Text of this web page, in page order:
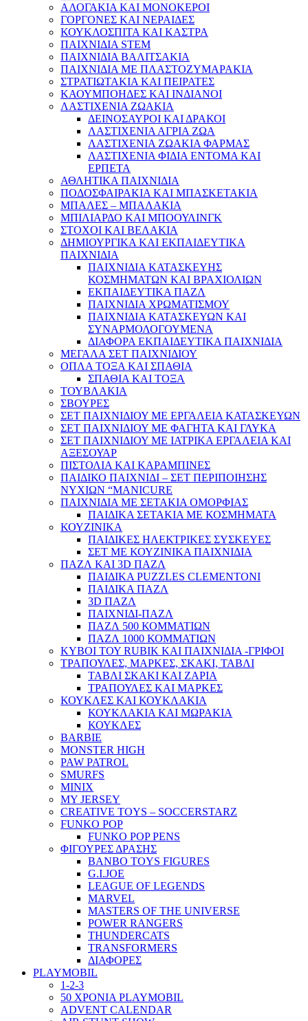
ΑΛΟΓΑΚΙΑ ΚΑΙ ΜΟΝΟΚΕΡΟΙ
ΓΟΡΓΟΝΕΣ ΚΑΙ ΝΕΡΑΙΔΕΣ
ΚΟΥΚΛΟΣΠΙΤΑ ΚΑΙ ΚΑΣΤΡΑ
ΠΑΙΧΝΙΔΙΑ STEM
ΠΑΙΧΝΙΔΙΑ ΒΑΛΙΤΣΑΚΙΑ
ΠΑΙΧΝΙΔΙΑ ΜΕ ΠΛΑΣΤΟΖΥΜΑΡΑΚΙΑ
ΣΤΡΑΤΙΩΤΑΚΙΑ ΚΑΙ ΠΕΙΡΑΤΕΣ
ΚΑΟΥΜΠΟΗΔΕΣ ΚΑΙ ΙΝΔΙΑΝΟΙ
ΛΑΣΤΙΧΕΝΙΑ ΖΩΑΚΙΑ
ΔΕΙΝΟΣΑΥΡΟΙ ΚΑΙ ΔΡΑΚΟΙ
ΛΑΣΤΙΧΕΝΙΑ ΑΓΡΙΑ ΖΩΑ
ΛΑΣΤΙΧΕΝΙΑ ΖΩΑΚΙΑ ΦΑΡΜΑΣ
ΛΑΣΤΙΧΕΝΙΑ ΦΙΔΙΑ ΕΝΤΟΜΑ ΚΑΙ
ΕΡΠΕΤΑ
ΑΘΛΗΤΙΚΑ ΠΑΙΧΝΙΔΙΑ
ΠΟΔΟΣΦΑΙΡΑΚΙΑ ΚΑΙ ΜΠΑΣΚΕΤΑΚΙΑ
ΜΠΑΛΕΣ – ΜΠΑΛΑΚΙΑ
ΜΠΙΛΙΑΡΔΟ ΚΑΙ ΜΠΟΟΥΛΙΝΓΚ
ΣΤΟΧΟΙ ΚΑΙ ΒΕΛΑΚΙΑ
ΔΗΜΙΟΥΡΓΙΚΑ ΚΑΙ ΕΚΠΑΙΔΕΥΤΙΚΑ
ΠΑΙΧΝΙΔΙΑ
ΠΑΙΧΝΙΔΙΑ ΚΑΤΑΣΚΕΥΗΣ
ΚΟΣΜΗΜΑΤΩΝ ΚΑΙ ΒΡΑΧΙΟΛΙΩΝ
ΕΚΠΑΙΔΕΥΤΙΚΑ ΠΑΖΛ
ΠΑΙΧΝΙΔΙΑ ΧΡΩΜΑΤΙΣΜΟΥ
ΠΑΙΧΝΙΔΙΑ ΚΑΤΑΣΚΕΥΩΝ ΚΑΙ
ΣΥΝΑΡΜΟΛΟΓΟΥΜΕΝΑ
ΔΙΑΦΟΡΑ ΕΚΠΑΙΔΕΥΤΙΚΑ ΠΑΙΧΝΙΔΙΑ
ΜΕΓΑΛΑ ΣΕΤ ΠΑΙΧΝΙΔΙΟΥ
ΟΠΛΑ ΤΟΞΑ ΚΑΙ ΣΠΑΘΙΑ
ΣΠΑΘΙΑ ΚΑΙ ΤΟΞΑ
ΤΟΥΒΛΑΚΙΑ
ΣΒΟΥΡΕΣ
ΣΕΤ ΠΑΙΧΝΙΔΙΟΥ ΜΕ ΕΡΓΑΛΕΙΑ ΚΑΤΑΣΚΕΥΩΝ
ΣΕΤ ΠΑΙΧΝΙΔΙΟΥ ΜΕ ΦΑΓΗΤΑ ΚΑΙ ΓΛΥΚΑ
ΣΕΤ ΠΑΙΧΝΙΔΙΟΥ ΜΕ ΙΑΤΡΙΚΑ ΕΡΓΑΛΕΙΑ ΚΑΙ
ΑΞΕΣΟΥΑΡ
ΠΙΣΤΟΛΙΑ ΚΑΙ ΚΑΡΑΜΠΙΝΕΣ
ΠΑΙΔΙΚΟ ΠΑΙΧΝΙΔΙ – ΣΕΤ ΠΕΡΙΠΟΙΗΣΗΣ
ΝΥΧΙΩΝ “MANICURE
ΠΑΙΧΝΙΔΙΑ ΜΕ ΣΕΤΑΚΙΑ ΟΜΟΡΦΙΑΣ
ΠΑΙΔΙΚΑ ΣΕΤΑΚΙΑ ΜΕ ΚΟΣΜΗΜΑΤΑ
ΚΟΥΖΙΝΙΚΑ
ΠΑΙΔΙΚΕΣ ΗΛΕΚΤΡΙΚΕΣ ΣΥΣΚΕΥΕΣ
ΣΕΤ ΜΕ ΚΟΥΖΙΝΙΚΑ ΠΑΙΧΝΙΔΙΑ
ΠΑΖΛ ΚΑΙ 3D ΠΑΖΛ
ΠΑΙΔΙΚΑ PUZZLES CLEMENTONI
ΠΑΙΔΙΚΑ ΠΑΖΛ
3D ΠΑΖΛ
ΠΑΙΧΝΙΔΙ-ΠΑΖΛ
ΠΑΖΛ 500 ΚΟΜΜΑΤΙΩΝ
ΠΑΖΛ 1000 ΚΟΜΜΑΤΙΩΝ
ΚΥΒΟΙ ΤΟΥ RUBIK ΚΑΙ ΠΑΙΧΝΙΔΙΑ -ΓΡΙΦΟΙ
ΤΡΑΠΟΥΛΕΣ, ΜΑΡΚΕΣ, ΣΚΑΚΙ, ΤΑΒΛΙ
ΤΑΒΛΙ ΣΚΑΚΙ ΚΑΙ ΖΑΡΙΑ
ΤΡΑΠΟΥΛΕΣ ΚΑΙ ΜΑΡΚΕΣ
ΚΟΥΚΛΕΣ ΚΑΙ ΚΟΥΚΛΑΚΙΑ
ΚΟΥΚΛΑΚΙΑ ΚΑΙ ΜΩΡΑΚΙΑ
ΚΟΥΚΛΕΣ
BARBIE
MONSTER HIGH
PAW PATROL
SMURFS
MINIX
MY JERSEY
CREATIVE TOYS – SOCCERSTARZ
FUNKO POP
FUNKO POP PENS
ΦΙΓΟΥΡΕΣ ΔΡΑΣΗΣ
BANBO TOYS FIGURES
G.I.JOE
LEAGUE OF LEGENDS
MARVEL
MASTERS OF THE UNIVERSE
POWER RANGERS
THUNDERCATS
TRANSFORMERS
ΔΙΑΦΟΡΕΣ
PLAYMOBIL
1-2-3
50 ΧΡΟΝΙΑ PLAYMOBIL
ADVENT CALENDAR